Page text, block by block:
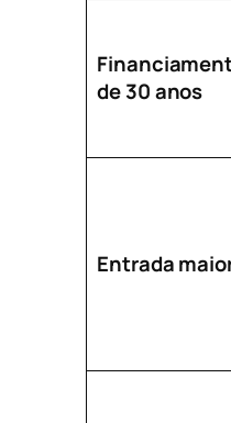
de 30 anos
Entrada